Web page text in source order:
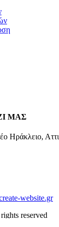
ΜΑΣ
Ηράκλειο,
website.gr
reserved